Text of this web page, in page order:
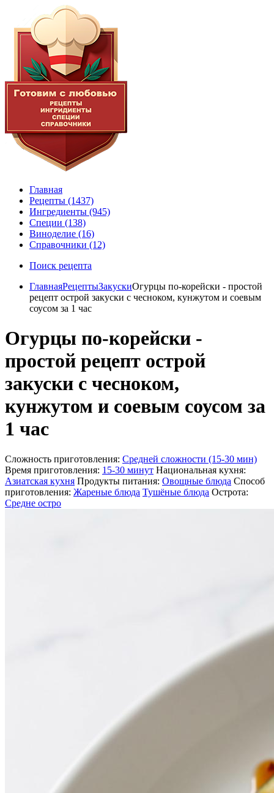
Главная
Рецепты (1437)
Ингредиенты (945)
Специи (138)
Виноделие (16)
Справочники (12)
Поиск рецепта
ГлавнаяРецептыЗакускиОгурцы по-корейски - простой
рецепт острой закуски с чесноком, кунжутом и соевым
соусом за 1 час
Огурцы по-корейски -
простой рецепт острой
закуски с чесноком,
кунжутом и соевым соусом за
1 час
Сложность приготовления: Средней сложности (15-30 мин)
Время приготовления: 15-30 минут Национальная кухня:
Азиатская кухня Продукты питания: Овощные блюда Способ
приготовления: Жареные блюда Тушёные блюда Острота:
Средне остро